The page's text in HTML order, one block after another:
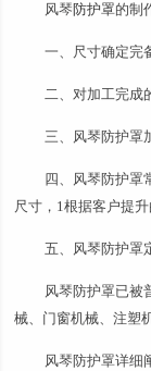
风琴 防护罩的制
一、尺寸确定完
二、对加工完成
三、风琴防护罩
四、风琴防护罩
尺寸，1根据客户提
五、风琴防护罩
风琴防护罩已被
械、门窗机械、注塑
风琴防护罩详细